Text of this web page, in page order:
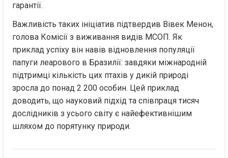
гарантії.
Важливість таких ініціатив підтвердив Вівек Менон,
голова Комісії з виживання видів МСОП. Як
приклад успіху він навів відновлення популяції
папуги леарового в Бразилії: завдяки міжнародній
підтримці кількість цих птахів у дикій природі
зросла до понад 2 200 особин. Цей приклад
доводить, що науковий підхід та співпраця тисяч
дослідників з усього світу є найефективнішим
шляхом до порятунку природи.